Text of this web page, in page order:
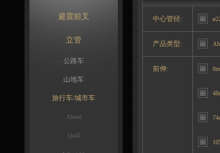
避震前叉
立管
公路车
山地车
旅行车/城市车
Ahead
Quill
中心管径:
产品类型:
前伸: